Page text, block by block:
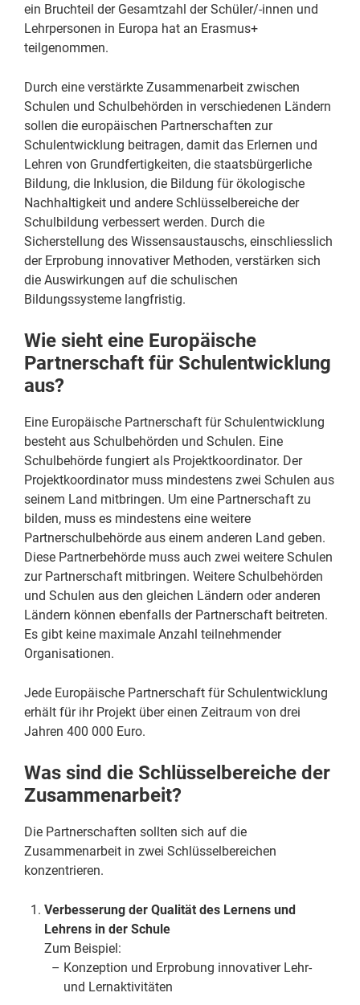
ein Bruchteil der Gesamtzahl der Schüler/-innen und
Lehrpersonen in Europa hat an Erasmus+
teilgenommen.
Durch eine verstärkte Zusammenarbeit zwischen
Schulen und Schulbehörden in verschiedenen Ländern
sollen die europäischen Partnerschaften zur
Schulentwicklung beitragen, damit das Erlernen und
Lehren von Grundfertigkeiten, die staatsbürgerliche
Bildung, die Inklusion, die Bildung für ökologische
Nachhaltigkeit und andere Schlüsselbereiche der
Schulbildung verbessert werden. Durch die
Sicherstellung des Wissensaustauschs, einschliesslich
der Erprobung innovativer Methoden, verstärken sich
die Auswirkungen auf die schulischen
Bildungssysteme langfristig.
Wie sieht eine Europäische
Partnerschaft für Schulentwicklung
aus?
Eine Europäische Partnerschaft für Schulentwicklung
besteht aus Schulbehörden und Schulen. Eine
Schulbehörde fungiert als Projektkoordinator. Der
Projektkoordinator muss mindestens zwei Schulen aus
seinem Land mitbringen. Um eine Partnerschaft zu
bilden, muss es mindestens eine weitere
Partnerschulbehörde aus einem anderen Land geben.
Diese Partnerbehörde muss auch zwei weitere Schulen
zur Partnerschaft mitbringen. Weitere Schulbehörden
und Schulen aus den gleichen Ländern oder anderen
Ländern können ebenfalls der Partnerschaft beitreten.
Es gibt keine maximale Anzahl teilnehmender
Organisationen.
Jede Europäische Partnerschaft für Schulentwicklung
erhält für ihr Projekt über einen Zeitraum von drei
Jahren 400 000 Euro.
Was sind die Schlüsselbereiche der
Zusammenarbeit?
Die Partnerschaften sollten sich auf die
Zusammenarbeit in zwei Schlüsselbereichen
konzentrieren.
Verbesserung der Qualität des Lernens und
Lehrens in der Schule
Zum Beispiel:
Konzeption und Erprobung innovativer Lehr-
und Lernaktivitäten